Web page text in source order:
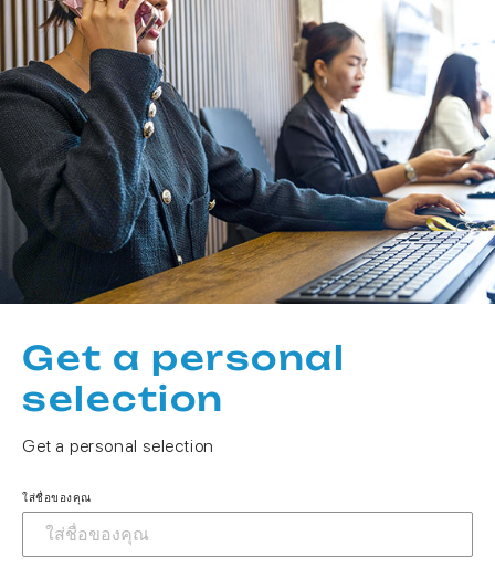
Get a personal
selection
Get a personal selection
ใส่ชื่อของคุณ